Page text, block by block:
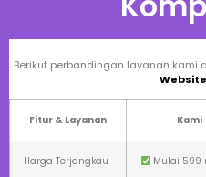
Berikut perbandingan layanan kami
Website
Fitur & Layanan Kami
Harga Terjangkau Mulai 599